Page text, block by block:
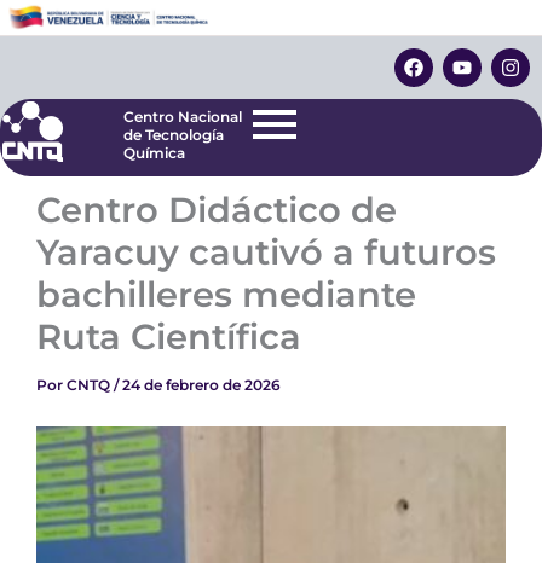
al
F
a
c
o
Y
o
u
e
I
n
s
r
Centro Nacional
de Tecnología
Centro Nacional
de Tecnología
Química
Centro Didáctico de
Yaracuy cautivó a futuros
bachilleres mediante
Ruta Científica
Por CNTQ /24 de febrero de 2026